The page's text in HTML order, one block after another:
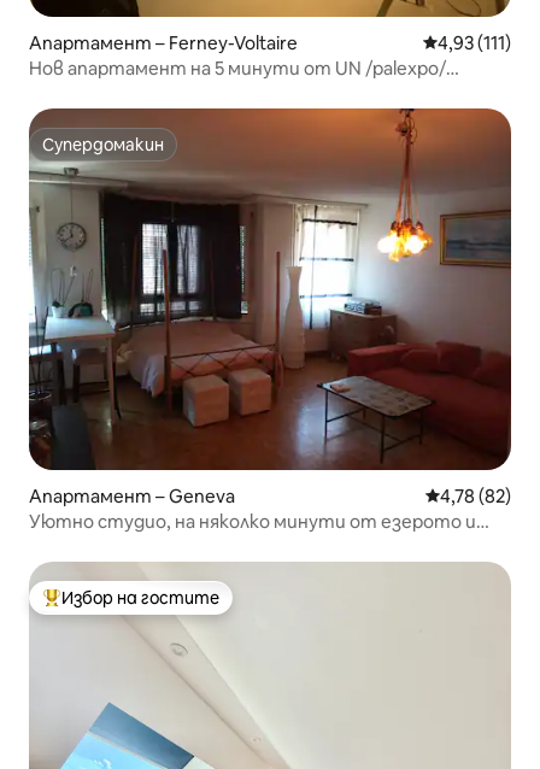
Апартамент – Ferney-Voltaire Средна
4,93 (111)
Нов апартамент на 5 минути от UN /palexpo/
Супердомакин
Супердомакин
Апартамент – Geneva Средна
4,78 (82)
Уютно студио, на няколко минути от езерото и
Най-популярен избор на гостите
Избор на гостите